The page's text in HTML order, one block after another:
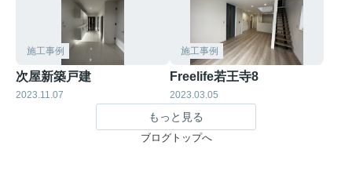
施工事例
次屋新築戸建
2023.11.07
施工事例
Freelife若王寺8
2023.03.05
もっと見る
ブログトップへ